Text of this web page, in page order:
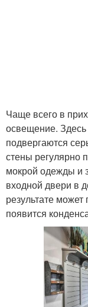
Чаще всего в
освещение. Здесь
подвергаются
стены регулярно
мокрой одежды и
входной двери в
результате
появится